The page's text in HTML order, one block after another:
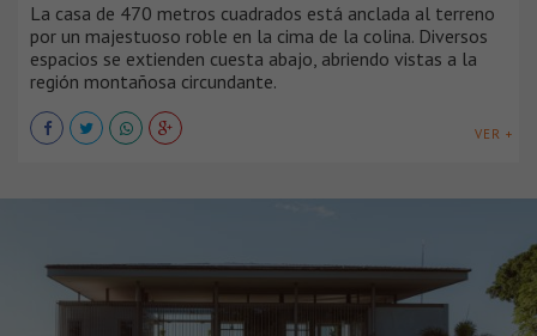
La casa de 470 metros cuadrados está anclada al terreno
por un majestuoso roble en la cima de la colina. Diversos
espacios se extienden cuesta abajo, abriendo vistas a la
región montañosa circundante.
VER +